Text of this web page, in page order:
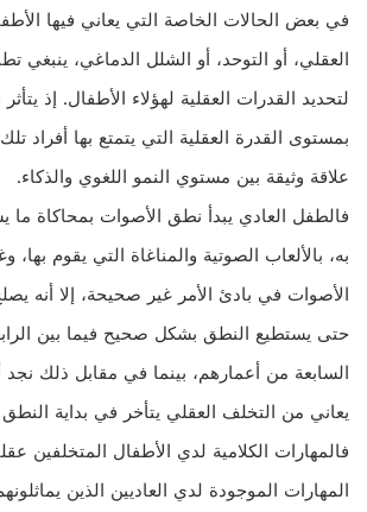
في بعض الحالات الخاصة التي يعاني فيها
العقلي، أو التوحد، أو الشلل الدماغي، ينبغي
لتحديد القدرات العقلية لهؤلاء الأطفال. إذ
بمستوى القدرة العقلية التي يتمتع بها أفراد
علاقة وثيقة بين مستوي النمو اللغوي والذكاء.
فالطفل العادي يبدأ نطق الأصوات بمحاكاة
به، بالألعاب الصوتية والمناغاة التي يقوم بها،
الأصوات في بادئ الأمر غير صحيحة، إلا أنه
حتى يستطيع النطق بشكل صحيح فيما بين
السابعة من أعمارهم، بينما في مقابل ذلك
يعاني من التخلف العقلي يتأخر في بداية
فالمهارات الكلامية لدي الأطفال المتخلفين
المهارات الموجودة لدي العاديين الذين